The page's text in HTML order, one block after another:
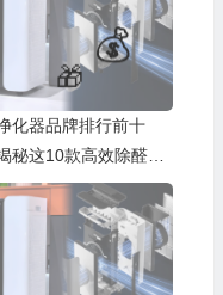
化器品牌排行前十
秘这10款高效除醛净
！